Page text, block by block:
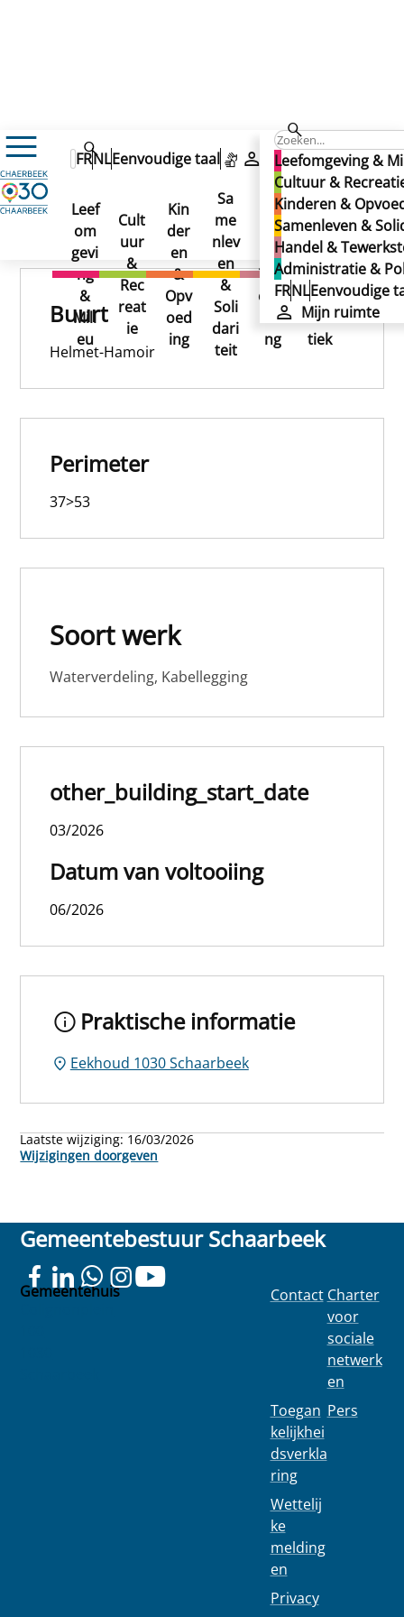
Leefomgeving &
Cultuur &
Kinderen &
Samenleven &
Handel &
Administratie &
FRNLEenvoudige
Mijn ruimte
FRNLEenvoudige taal Mijn ruimte
Leef
om
gevi
ng
&
Mili
eu
Cult
uur
&
Rec
reat
ie
Kin
der
en
&
Opv
oed
ing
Sa
me
nlev
en
&
Soli
dari
teit
Han
del
&
Tew
erks
telli
ng
Ad
min
istr
atie
&
Poli
tiek
Eekhoud
Eekhoud
Eekhoud
Gepubliceerd op 16/03/2026
Buurt
Helmet-Hamoir
Perimeter
37>53
Soort werk
Waterverdeling, Kabellegging
other_building_start_date
03/2026
Datum van voltooiing
06/2026
Praktische informatie
Eekhoud 1030 Schaarbeek
Laatste wijziging: 16/03/2026
Wijzigingen doorgeven
Gemeentebestuur Schaarbeek
Gemeentehuis
Contact
Toegan
kelijkhei
dsverkla
ring
Wettelij
ke
melding
en
Privacy
Charter
voor
sociale
netwerk
en
Pers